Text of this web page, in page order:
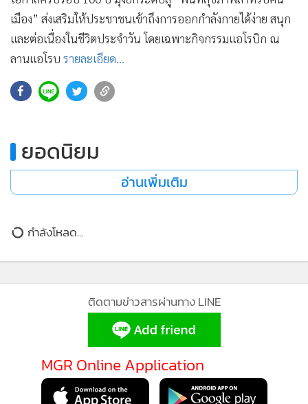
• จีน
• ชุมชน-คุณภาพชีวิต
• อาชญากรรม
• Motoring
SMEs
• หุ้น
• อินโดจีน
• Celeb Online
เมือง” ส่งเสริมให้ประชาชนเข้าถึงการออกกำลังกายได้ง่าย สนุก
และต่อเนื่องในชีวิตประจำวัน โดยเฉพาะกิจกรรมแอโรบิก ณ
ลานแอโรบ รายละเอียด...
ยอดนิยม
อ่านเพิ่มเติม
กำลังโหลด...
ติดตามข่าวสารผ่านทาง LINE
MGR Online Application